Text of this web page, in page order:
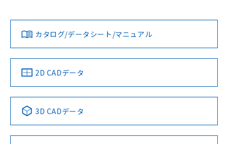
ダウンロードデータをご利用いただく前に、以下を必ずお読
みください。
ソフトウェアの使用条件
対応済み
中国 RoHS 注意事項・凡例
Pb Hg Cd Cr(VI)
LR型式承認
（イギリス
船舶規格）
DNV型式承認
（ノルウェー
BV型式承認
（フランス
KR型式
（韓国
No No No No
この製品の規格認証/適合状況ページへ
その他の認証はこちらのページからご検索ください
カタログ/データシート/マニュアル
2D CADデータ
3D CADデータ